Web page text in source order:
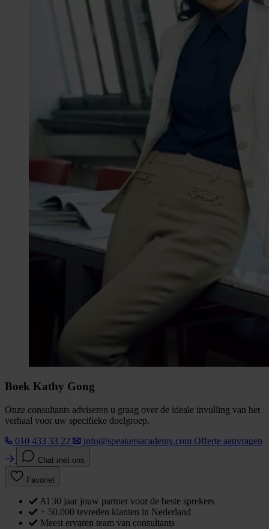
Boek Kathy Gong
Onze consultants adviseren u graag over de ideale invulling van het
verhaal voor uw specifieke doelgroep.
010 433 33 22
info@speakersacademy.com Offerte aanvragen
Chat met ons
Favoriet
Al 30 jaar jouw partner voor de beste sprekers
+ 50.000 tevreden klanten in Nederland
Meest ervaren team van consultants